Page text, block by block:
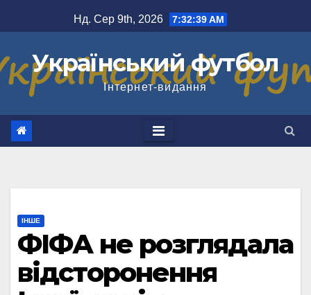
до
Нд. Сер 9th, 2026 7:32:39 AM
Український футбол
Інтернет-видання
ІНШЕ
ФІФА не розглядала
відсторонення